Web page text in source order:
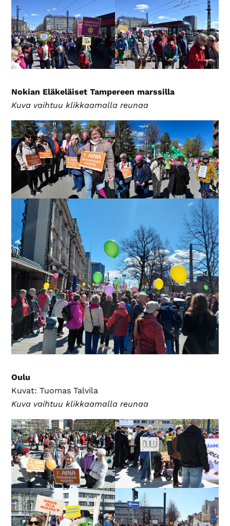
Nokian Eläkeläiset Tampereen marssilla
Kuva vaihtuu klikkaamalla reunaa
Oulu
Kuvat: Tuomas Talvila
Kuva vaihtuu klikkaamalla reunaa